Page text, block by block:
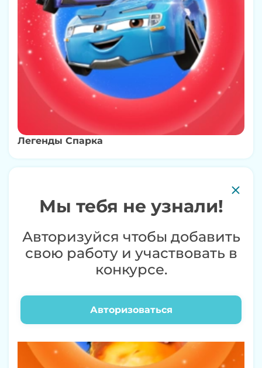
Мы тебя не узнали!
Авторизуйся чтобы добавить
свою работу и участвовать в
конкурсе.
Авторизоваться
Легенды Спарка
0+